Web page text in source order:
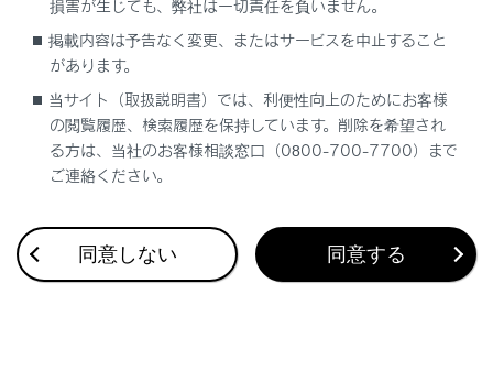
合わせて見られているページ
スマートエントリー＆スタートシステム
ムーンルーフ
バックドア
このページは役に立ちましたか？
損害が生じても、弊社は一切責任を負いません。
掲載内容は予告なく変更、またはサービスを中止すること
があります。
当サイト（取扱説明書）では、利便性向上のためにお客様
の閲覧履歴、検索履歴を保持しています。削除を希望され
る方は、当社のお客様相談窓口（0800-700-7700）まで
ご連絡ください。
同意しない 同意する